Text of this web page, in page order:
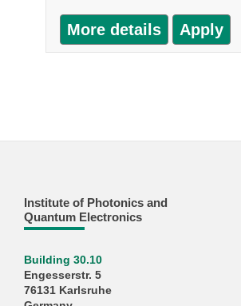
More details Apply
Institute of Photonics and
Quantum Electronics
Building 30.10
Engesserstr. 5
76131 Karlsruhe